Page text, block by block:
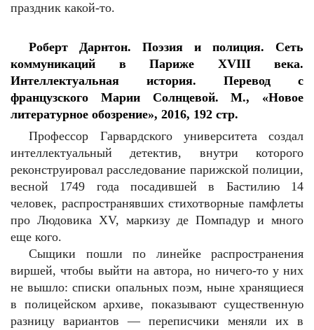
праздник какой-то.
Роберт Дарнтон. Поэзия и полиция. Сеть
коммуникаций в Париже XVIII века.
Интеллектуальная история. Перевод с
французского Марии Солнцевой. М., «Новое
литературное обозрение», 2016, 192 стр.
Профессор Гарвардского университета создал
интеллектуальный детектив, внутри которого
реконструировал расследование парижской полиции,
весной 1749 года посадившей в Бастилию 14
человек, распространявших стихотворные памфлеты
про Людовика XV, маркизу де Помпадур и много
еще кого.
Сыщики пошли по линейке распространения
виршей, чтобы выйти на автора, но ничего-то у них
не вышло: списки опальных поэм, ныне хранящиеся
в полицейском архиве, показывают существенную
разницу вариантов — переписчики меняли их в